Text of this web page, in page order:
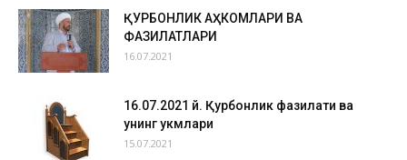
ҚУРБОНЛИК АҲКОМЛАРИ ВА
ФАЗИЛАТЛАРИ
16.07.2021
16.07.2021 й. Қурбонлик фазилати ва
унинг ҳукмлари
15.07.2021